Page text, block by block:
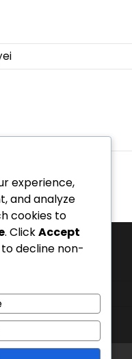
experience,
and analyze
cookies to
. ClickAccept
to decline non-